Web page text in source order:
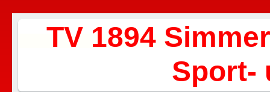
TV 1894
Sport- und